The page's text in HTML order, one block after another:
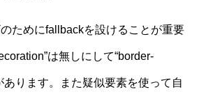
ためにfallbackを設けることが重要
は無しにして“border-
あります。また疑似要素を使って自